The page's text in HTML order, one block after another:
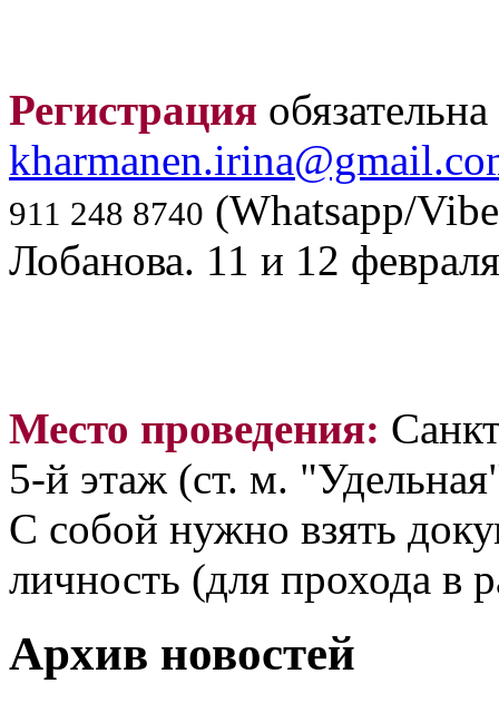
Регистрация
911 248 8740 (Whatsapp/
Лобанова. 11 и 12
Место проведения:
5-й этаж (ст. м.
С собой нужно взять
личность (для прохода в
Архив новостей